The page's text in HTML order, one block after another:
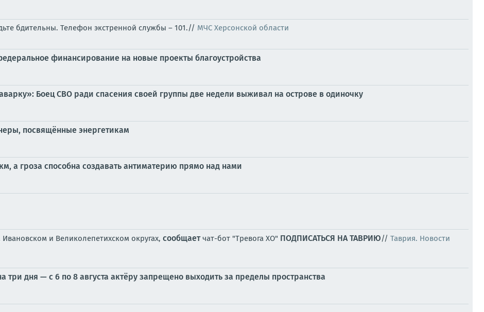
бдительны. Телефон экстренной службы – 101.// МЧС Херсонской области
финансирование на новые проекты благоустройства
Боец СВО ради спасения своей группы две недели выживал на острове в одиночку
посвящённые энергетикам
а гроза способна создавать антиматерию прямо над нами
и Великолепетихском округах, сообщаетчат-бот "Тревога ХО" ПОДПИСАТЬСЯ НА ТАВРИЮ// Таврия. Новости
дня — с 6 по 8 августа актёру запрещено выходить за пределы пространства